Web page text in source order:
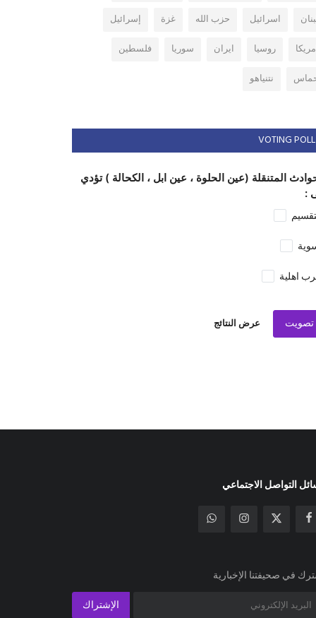
اسرائيل حزب الله غزة
إسرائيل
روسيا ايران سوريا
فلسطين
نتنياهو
VOTING POLL
المتنقلة (عين الحلوة ، عين ابل ، الكحالة ) تؤدي
:
اهلية
تصويت عرض النتائج
التواصل الاجتماعي
في صحيفتنا الإخبارية
الإشتراك